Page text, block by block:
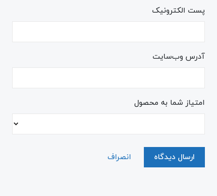
پست الکترونیک
آدرس وب‌سایت
امتیاز شما به محصول
ارسال دیدگاه انصراف